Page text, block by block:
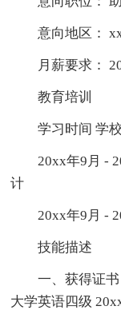
意向地区：
月薪要求：
教育培训
学习时间 学
20xx年9月 -
计
20xx年9月 -
技能描述
一、获得证
大学英语四级